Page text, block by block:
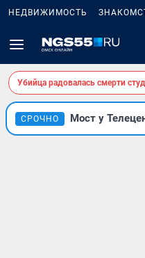
НЕДВИЖИМОСТЬ
Убийца радовалась смерти
СРОЧНО Мост у